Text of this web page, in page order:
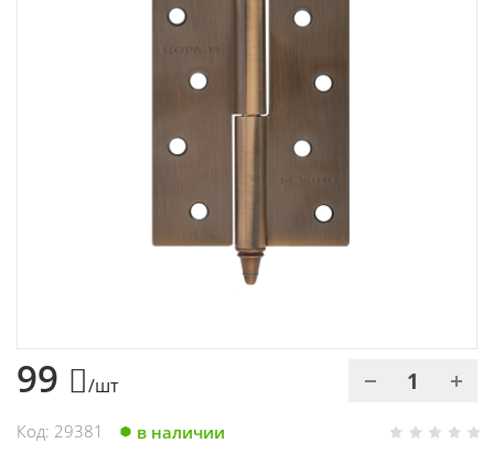
Электроды и проволока
99 /шт
Код: 29381 в наличии